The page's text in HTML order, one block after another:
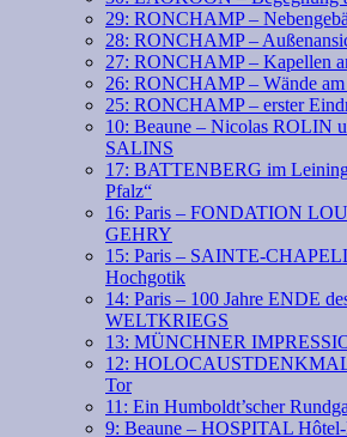
29: RONCHAMP –
28: RONCHAMP –
27: RONCHAMP – Kapellen
26: RONCHAMP – Wände
25: RONCHAMP – erster
10: Beaune – Nicolas ROLIN
SALINS
17: BATTENBERG im
Pfalz“
16: Paris – FONDATION
GEHRY
15: Paris – SAINTE-
Hochgotik
14: Paris – 100 Jahre ENDE
WELTKRIEGS
13: MÜNCHNER
12: HOLOCAUSTDENKMAL
Tor
11: Ein Humboldt’scher
9: Beaune – HOSPITAL